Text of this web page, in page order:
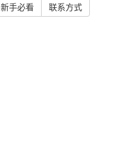
新手必看 联系方式